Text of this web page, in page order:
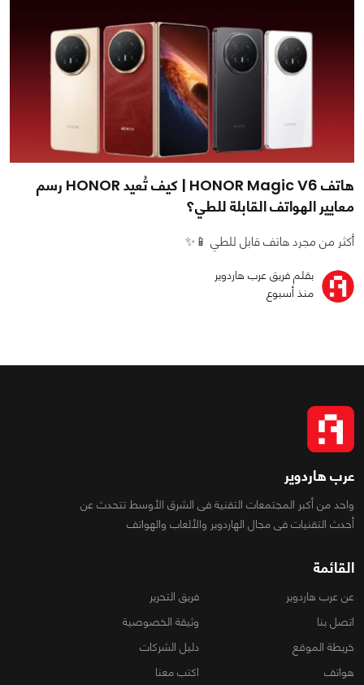
هاتف HONOR Magic V6 | كيف تُعيد HONOR رسم
معايير الهواتف القابلة للطي؟
أكثر من مجرد هاتف قابل للطي 📱✨
بقلم فريق عرب هاردوير
منذ أسبوع
عرب هاردوير
واحد من أكبر المجتمعات التقنية فى الشرق الأوسط تتحدث عن
أحدث التقنيات فى مجال الهاردوير والألعاب والهواتف
القائمة
عن عرب هاردوير
فريق التحرير
اتصل بنا
وثيقة الخصوصية
خريطة الموقع
دليل الشركات
هواتف
اكتب معنا